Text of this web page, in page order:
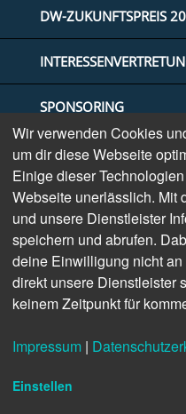
DW-ZUKUNFTSPREIS
SPONSORING
INTERVIEW JOACHIM
UNESCO-WELTERBE
INTERVIEW MIT UTE DE
ALLES, WAS RECHT IST!
DÄMMUNG NORD
Wir verwenden Cookies
um dir diese Webseite
Einige dieser
Webseite unerlässlich. Mit
und unsere Dienstleister
speichern und abrufen.
deine Einwilligung nicht
direkt unsere Dienstleister
keinem Zeitpunkt für
Impressum |
Einstellen